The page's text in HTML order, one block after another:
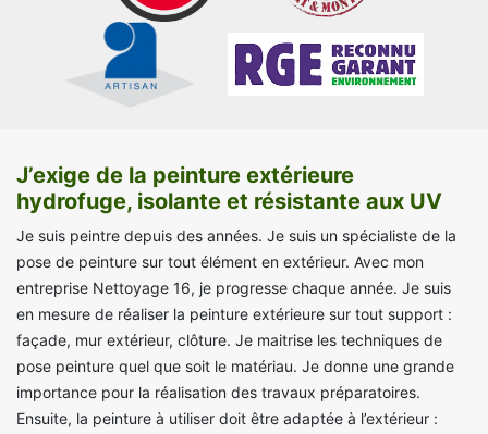
J’exige de la peinture extérieure
hydrofuge, isolante et résistante aux UV
Je suis peintre depuis des années. Je suis un spécialiste de la
pose de peinture sur tout élément en extérieur. Avec mon
entreprise Nettoyage 16, je progresse chaque année. Je suis
en mesure de réaliser la peinture extérieure sur tout support :
façade, mur extérieur, clôture. Je maitrise les techniques de
pose peinture quel que soit le matériau. Je donne une grande
importance pour la réalisation des travaux préparatoires.
Ensuite, la peinture à utiliser doit être adaptée à l’extérieur :